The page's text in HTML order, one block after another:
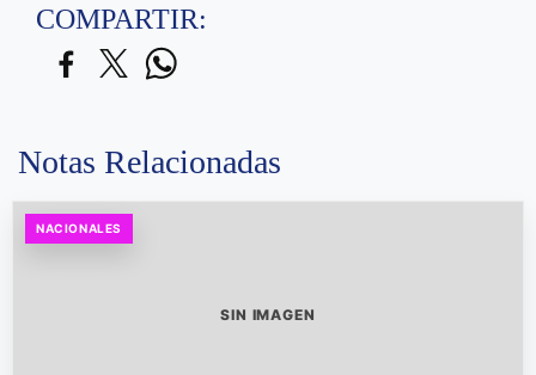
COMPARTIR:
Notas Relacionadas
NACIONALES
SIN IMAGEN